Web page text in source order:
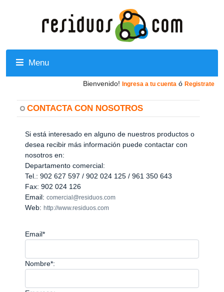
Menu
Bienvenido! Ingresa a tu cuenta ó Registrate
CONTACTA CON NOSOTROS
Si está interesado en alguno de nuestros productos o
desea recibir más información puede contactar con
nosotros en:
Departamento comercial:
Tel.: 902 627 597 / 902 024 125 / 961 350 643
Fax: 902 024 126
Email: comercial@residuos.com
Web: http://www.residuos.com
Email*
Nombre*: